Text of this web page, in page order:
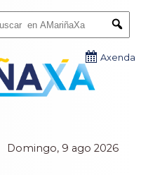
Domingo, 9 ago 2026
Axenda